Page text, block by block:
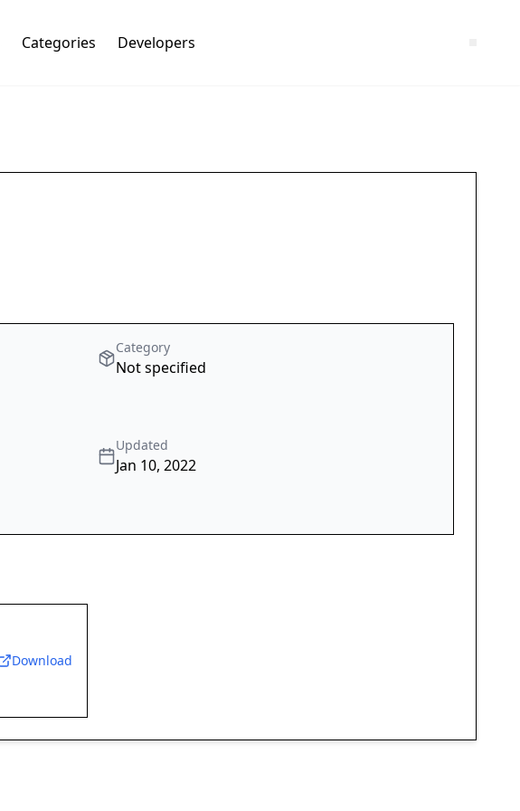
Categories Developers
Category
Not specified
Updated
Jan 10, 2022
Download